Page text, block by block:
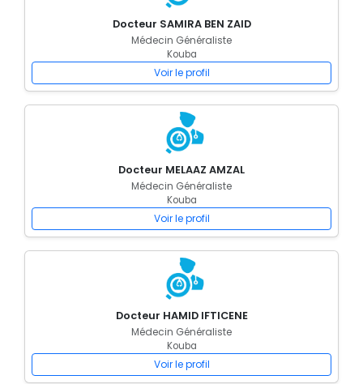
Docteur SAMIRA BEN ZAID
Médecin Généraliste
Kouba
Voir le profil
Docteur MELAAZ AMZAL
Médecin Généraliste
Kouba
Voir le profil
Docteur HAMID IFTICENE
Médecin Généraliste
Kouba
Voir le profil